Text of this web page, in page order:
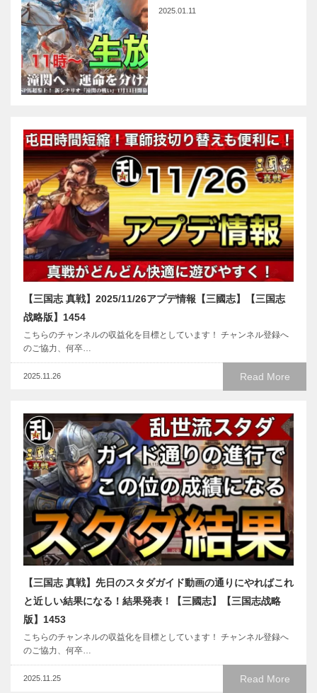
2025.01.11
【三国志 真戦】2025/11/26アプデ情報【三國志】【三国志
战略版】1454
こちらのチャンネルの収益化を目標としています！ チャンネル登録へ
のご協力、何卒…
Read More
2025.11.26
【三国志 真戦】先日のスタダガイド動画の通りにやればこれ
と近しい結果になる！結果発表！【三國志】【三国志战略
版】1453
こちらのチャンネルの収益化を目標としています！ チャンネル登録へ
のご協力、何卒…
Read More
2025.11.25